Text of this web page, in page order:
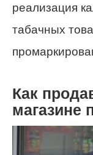
реализация
табачных
Как
магазине